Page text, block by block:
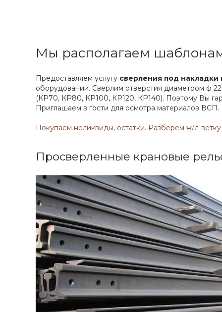
Мы располагаем
Предоставляем услугу сверления под накладки
оборудовании. Сверлим отверстия диаметром ф
(КР70, КР80, КР100, КР120, КР140). Поэтому Вы
Приглашаем в гости для осмотра материалов ВСП.
Покупаем неликвиды, остатки. Разберем ж/д ветку
Просверленные крановые